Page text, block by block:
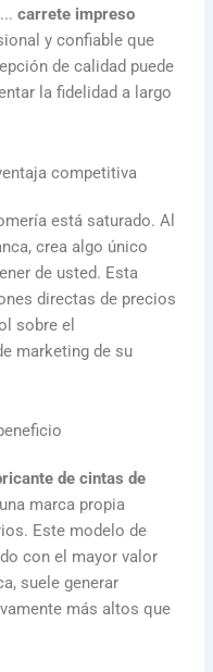
carrete impreso
y confiable que
de calidad puede
la fidelidad a largo
competitiva
está saturado. Al
crea algo único
de usted. Esta
directas de precios
sobre el
marketing de su
de cintas de
marca propia
Este modelo de
con el mayor valor
suele generar
más altos que